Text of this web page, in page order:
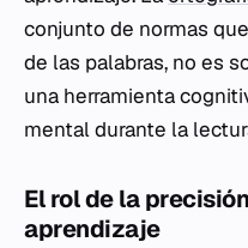
conjunto de normas
de las palabras, no es
una herramienta
mental durante la
El rol de la
aprendizaje